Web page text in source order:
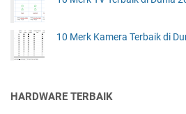
10 Merk Kamera Terbaik di
HARDWARE TERBAIK